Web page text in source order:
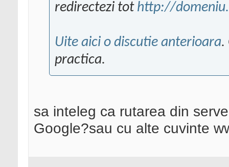
redirectezi tot http://
Uite aici o discutie anterioara.
practica.
sa inteleg ca rutarea din
Google?sau cu alte cuvinte